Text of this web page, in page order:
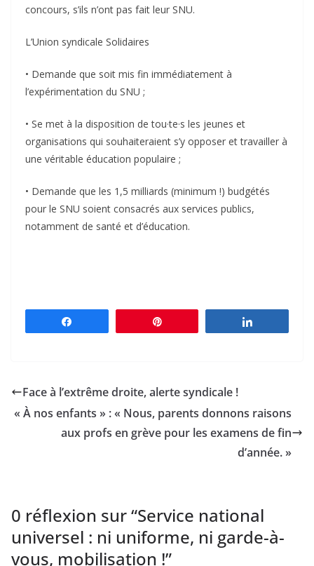
concours, s’ils n’ont pas fait leur SNU.
L’Union syndicale Solidaires
• Demande que soit mis fin immédiatement à
l’expérimentation du SNU ;
• Se met à la disposition de tou·te·s les jeunes et
organisations qui souhaiteraient s’y opposer et travailler à
une véritable éducation populaire ;
• Demande que les 1,5 milliards (minimum !) budgétés
pour le SNU soient consacrés aux services publics,
notamment de santé et d’éducation.
Face à l’extrême droite, alerte syndicale !
« À nos enfants » : « Nous, parents donnons raisons
aux profs en grève pour les examens de fin
d’année. »
0 réflexion sur “Service national
universel : ni uniforme, ni garde-à-
vous, mobilisation !”